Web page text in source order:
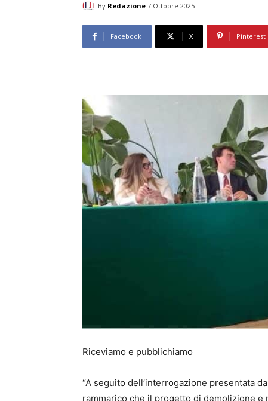
By Redazione 7 Ottobre 2025
Facebook X Pinterest
Riceviamo e pubblichiamo
“A seguito dell’interrogazione presentata
rammarico che il progetto di demolizione